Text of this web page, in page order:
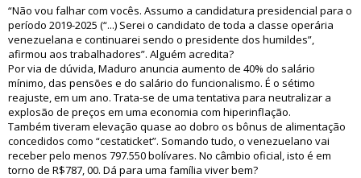
“Não vou falhar com vocês. Assumo a candidatura presidencial para o
período 2019-2025 (“...) Serei o candidato de toda a classe operária
venezuelana e continuarei sendo o presidente dos humildes”,
afirmou aos trabalhadores”. Alguém acredita?
Por via de dúvida, Maduro anuncia aumento de 40% do salário
mínimo, das pensões e do salário do funcionalismo. É o sétimo
reajuste, em um ano. Trata-se de uma tentativa para neutralizar a
explosão de preços em uma economia com hiperinflação.
Também tiveram elevação quase ao dobro os bônus de alimentação
concedidos como “cestaticket”. Somando tudo, o venezuelano vai
receber pelo menos 797.550 bolívares. No câmbio oficial, isto é em
torno de R$787, 00. Dá para uma família viver bem?